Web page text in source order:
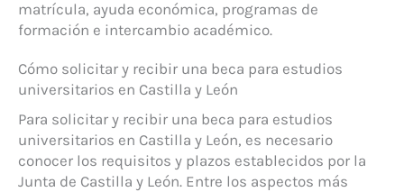
matrícula, ayuda económica, programas de
formación e intercambio académico.
Cómo solicitar y recibir una beca para estudios
universitarios en Castilla y León
Para solicitar y recibir una beca para estudios
universitarios en Castilla y León, es necesario
conocer los requisitos y plazos establecidos por la
Junta de Castilla y León. Entre los aspectos más